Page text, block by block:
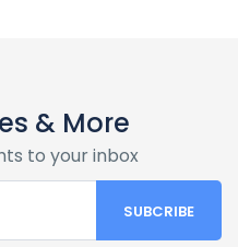
& More
to your inbox